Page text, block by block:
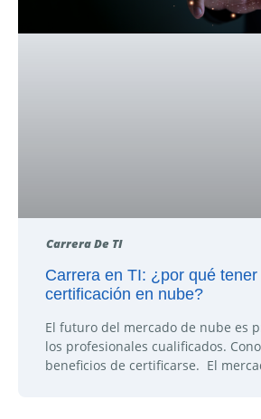
Carrera De TI
Carrera en TI: ¿por qué tener
certificación en nube?
El futuro del mercado de nube es
los profesionales cualificados.
beneficios de certificarse. El